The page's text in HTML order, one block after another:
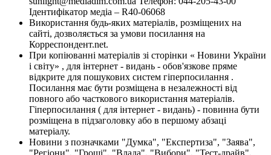
Ідентифікатор медіа – R40-06068
Використання будь-яких матеріалів, розміщених на
сайті, дозволяється за умови посилання на
Корреспондент.net.
При копіюванні матеріалів зі сторінки « Новини України
і світу» , для інтернет - видань - обов'язкове пряме
відкрите для пошукових систем гіперпосилання .
Посилання має бути розміщена в незалежності від
повного або часткового використання матеріалів.
Гіперпосилання ( для інтернет - видань) - повинна бути
розміщена в підзаголовку або в першому абзаці
матеріалу.
Новини з позначками "Думка", "Експертиза", "Заява",
"Регіони", "Гроші", "Влада", "Вибори", "Тест-драйв",